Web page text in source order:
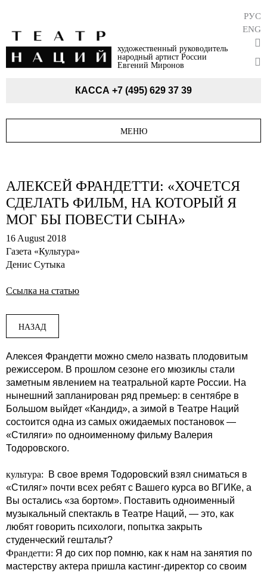
художественный руководитель
народный артист России
Евгений Миронов
РУС
ENG
КАССА +7 (495) 629 37 39
МЕНЮ
АЛЕКСЕЙ ФРАНДЕТТИ: «ХОЧЕТСЯ
СДЕЛАТЬ ФИЛЬМ, НА КОТОРЫЙ Я
МОГ БЫ ПОВЕСТИ СЫНА»
16 August 2018
Газета «Культура»
Денис Сутыка
Ссылка на статью
НАЗАД
Алексея Франдетти можно смело назвать плодовитым
режиссером. В прошлом сезоне его мюзиклы стали
заметным явлением на театральной карте России. На
нынешний запланирован ряд премьер: в сентябре в
Большом выйдет «Кандид», а зимой в Театре Наций
состоится одна из самых ожидаемых постановок —
«Стиляги» по одноименному фильму Валерия
Тодоровского.
культура:
В свое время Тодоровский взял сниматься в
«Стиляг» почти всех ребят с Вашего курса во ВГИКе, а
Вы остались «за бортом». Поставить одноименный
музыкальный спектакль в Театре Наций, — это, как
любят говорить психологи, попытка закрыть
студенческий гештальт?
Франдетти: Я до сих пор помню, как к нам на занятия по
мастерству актера пришла кастинг-директор со своим